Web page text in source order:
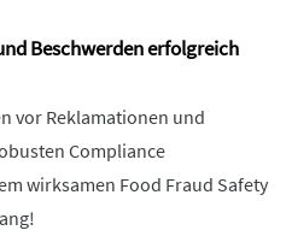
Beschwerden erfolgreich
vor Reklamationen und
Compliance
wirksamen Food Fraud Safety